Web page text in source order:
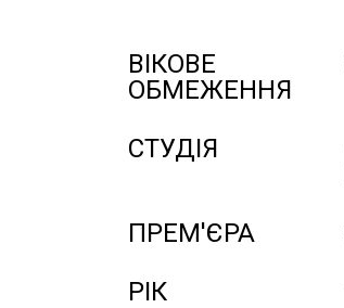
ВІКОВЕ
ОБМЕЖЕННЯ
СТУДІЯ
ПРЕМ'ЄРА
РІК